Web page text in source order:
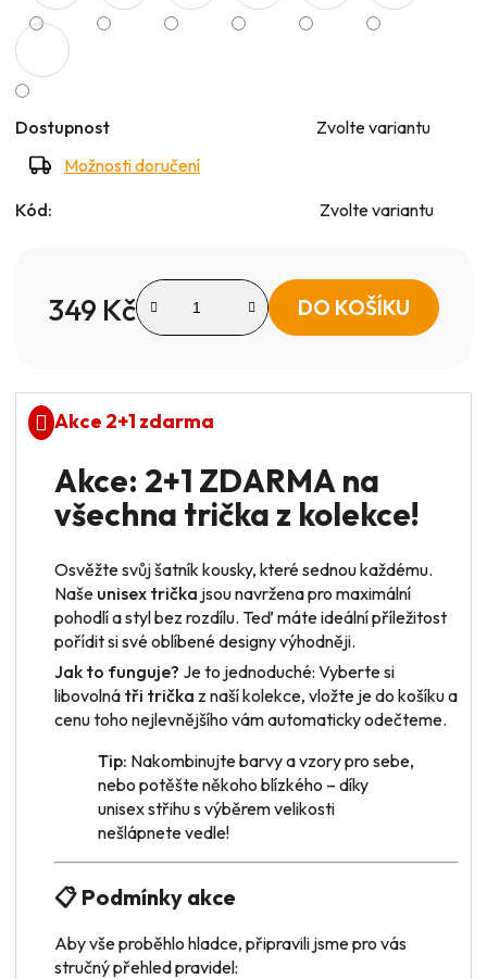
Dostupnost
Zvolte variantu
Možnosti doručení
Kód: Zvolte variantu
349 Kč DO KOŠÍKU
Akce 2+1 zdarma
Akce: 2+1 ZDARMA na
všechna trička z kolekce!
Osvěžte svůj šatník kousky, které sednou každému.
Naše unisex trička jsou navržena pro maximální
pohodlí a styl bez rozdílu. Teď máte ideální příležitost
pořídit si své oblíbené designy výhodněji.
Jak to funguje? Je to jednoduché: Vyberte si
libovolná tři trička z naší kolekce, vložte je do košíku a
cenu toho nejlevnějšího vám automaticky odečteme.
Tip: Nakombinujte barvy a vzory pro sebe,
nebo potěšte někoho blízkého – díky
unisex střihu s výběrem velikosti
nešlápnete vedle!
📋 Podmínky akce
Aby vše proběhlo hladce, připravili jsme pro vás
stručný přehled pravidel: